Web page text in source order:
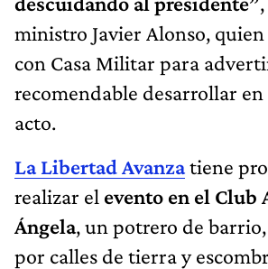
ministro Javier Alonso,
con Casa Militar para
recomendable desarrollar en
acto.
La Libertad Avanzatiene
realizar el evento en el
Ángela, un potrero de
por calles de tierra y